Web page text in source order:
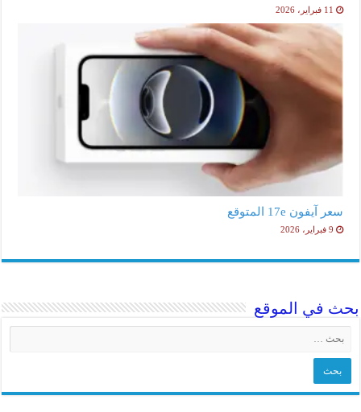
11 فبراير، 2026
سعر آيفون 17e المتوقع
9 فبراير، 2026
بحث في الموقع